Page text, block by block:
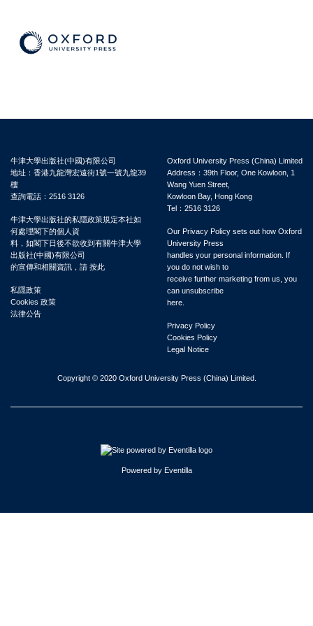
牛津大學出版社(中國)有限公司
地址：香港九龍灣宏遠街1號一號九龍39
樓
查詢電話：2516 3126
牛津大學出版社的私隱政策規定本社如
何處理閣下的個人資
料，如閣下日後不欲收到有關牛津大學
出版社(中國)有限公司
的宣傳和相關資訊，請 按此
私隱政策
Cookies 政策
法律公告
Oxford University Press (China) Limited
Address：39th Floor, One Kowloon, 1
Wang Yuen Street,
Kowloon Bay, Hong Kong
Tel：2516 3126
Our Privacy Policy sets out how Oxford
University Press
handles your personal information. If
you do not wish to
receive further marketing from us, you
can unsubscribe
here.
Privacy Policy
Cookies Policy
Legal Notice
Copyright © 2020 Oxford University Press (China) Limited.
Powered by Eventilla